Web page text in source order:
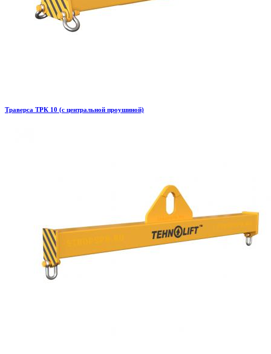
Траверса ТРК 10 (с центральной проушиной)